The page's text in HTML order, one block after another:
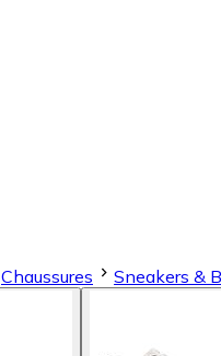
Chaussures Sneakers &